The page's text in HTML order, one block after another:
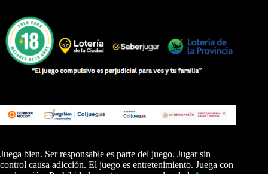
Juega bien. Ser responsable es parte del juego. Jugar sin
control causa adicción. El juego es entretenimiento. Juega con